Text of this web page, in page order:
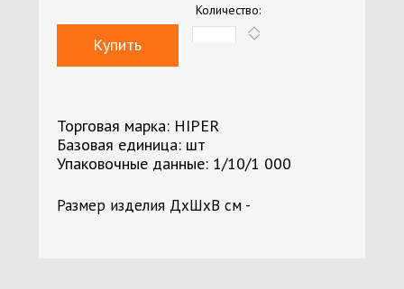
Торговая марка: HIPER
Базовая единица: шт
Упаковочные данные: 1/10/1 000
Размер изделия ДхШхВ см -
Количество:
Купить